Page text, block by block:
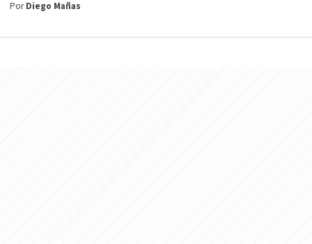
PorDiego Mañas